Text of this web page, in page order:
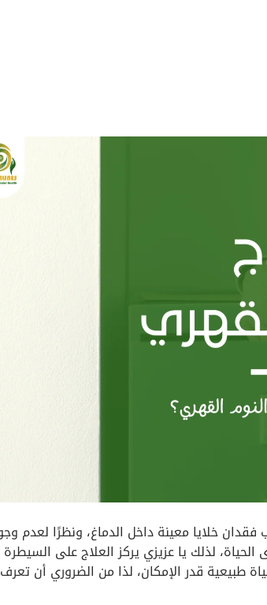
خلايا معينة داخل الدماغ، ونظرًا لعدم
لذلك يا عزيزي يركز العلاج على السيطرة
طبيعية قدر الإمكان، لذا من الضروري أن